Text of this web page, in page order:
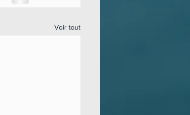
Voir tout